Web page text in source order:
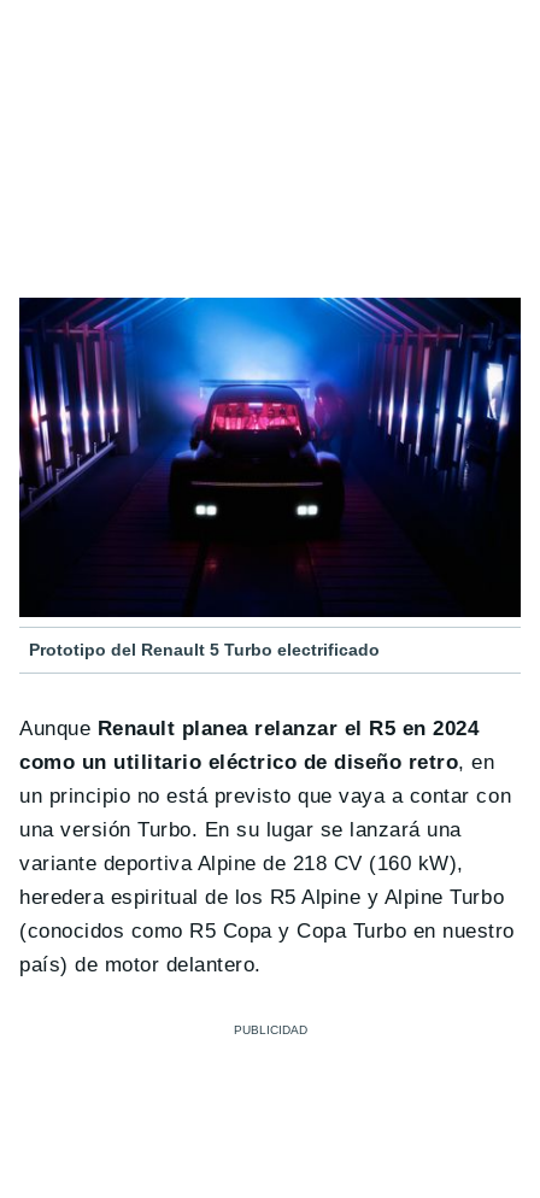
Prototipo del Renault 5 Turbo electrificado
Aunque Renault planea relanzar el R5 en 2024
como un utilitario eléctrico de diseño retro, en
un principio no está previsto que vaya a contar con
una versión Turbo. En su lugar se lanzará una
variante deportiva Alpine de 218 CV (160 kW),
heredera espiritual de los R5 Alpine y Alpine Turbo
(conocidos como R5 Copa y Copa Turbo en nuestro
país) de motor delantero.